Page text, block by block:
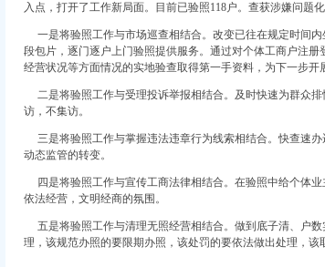
资）
）
入点，打开了工作新局面。目前已验照118户。查获涉嫌问题
一是将验照工作与市场巡查相结合。改变已往在规定时间
段包片，逐门逐户上门验照提供服务。通过对个体工商户注册
经营状况等方面情况的实地验查取得第一手资料，为下一步开
二是将验照工作与受理投诉举报相结合。及时快速为群众
访，不集访。
三是将验照工作与掌握违法违章行为线索相结合。快查速
动态监管的转变。
四是将验照工作与宣传工商法律相结合。在验照中给个体
依法经营，文明经商的氛围。
五是将验照工作与清理无照经营相结合。做到底子清、户
理，该规范办照的要限期办照，该处罚的要依法做